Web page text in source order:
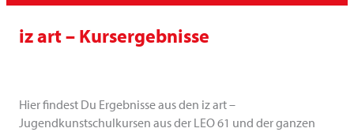
iz art – Kursergebnisse
Hier findest Du Ergebnisse aus den iz art –
Jugendkunstschulkursen aus der LEO 61 und der ganzen
iz